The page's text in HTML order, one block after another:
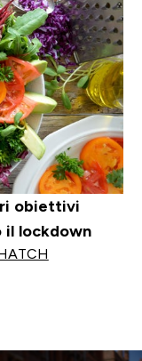
obiettivi
il lockdown